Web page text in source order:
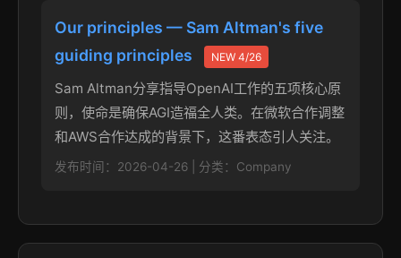
Our principles — Sam Altman's five
guiding principles
NEW 4/26
Sam Altman分享指导OpenAI工作的五项核心原
则，使命是确保AGI造福全人类。在微软合作调整
和AWS合作达成的背景下，这番表态引人关注。
发布时间：2026-04-26 | 分类：Company